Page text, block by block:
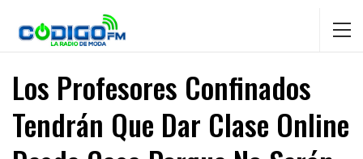
Los Profesores Confinados
Tendrán Que Dar Clase Online